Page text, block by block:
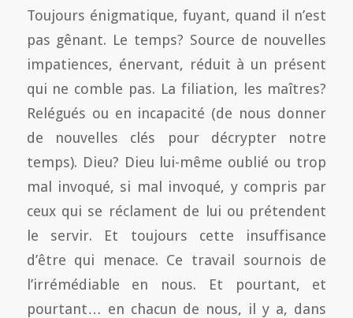
Toujours énigmatique, fuyant, quand il n’est
pas gênant. Le temps? Source de nouvelles
impatiences, énervant, réduit à un présent
qui ne comble pas. La filiation, les maîtres?
Relégués ou en incapacité (de nous donner
de nouvelles clés pour décrypter notre
temps). Dieu? Dieu lui-même oublié ou trop
mal invoqué, si mal invoqué, y compris par
ceux qui se réclament de lui ou prétendent
le servir. Et toujours cette insuffisance
d’être qui menace. Ce travail sournois de
l’irrémédiable en nous. Et pourtant, et
pourtant… en chacun de nous, il y a, dans